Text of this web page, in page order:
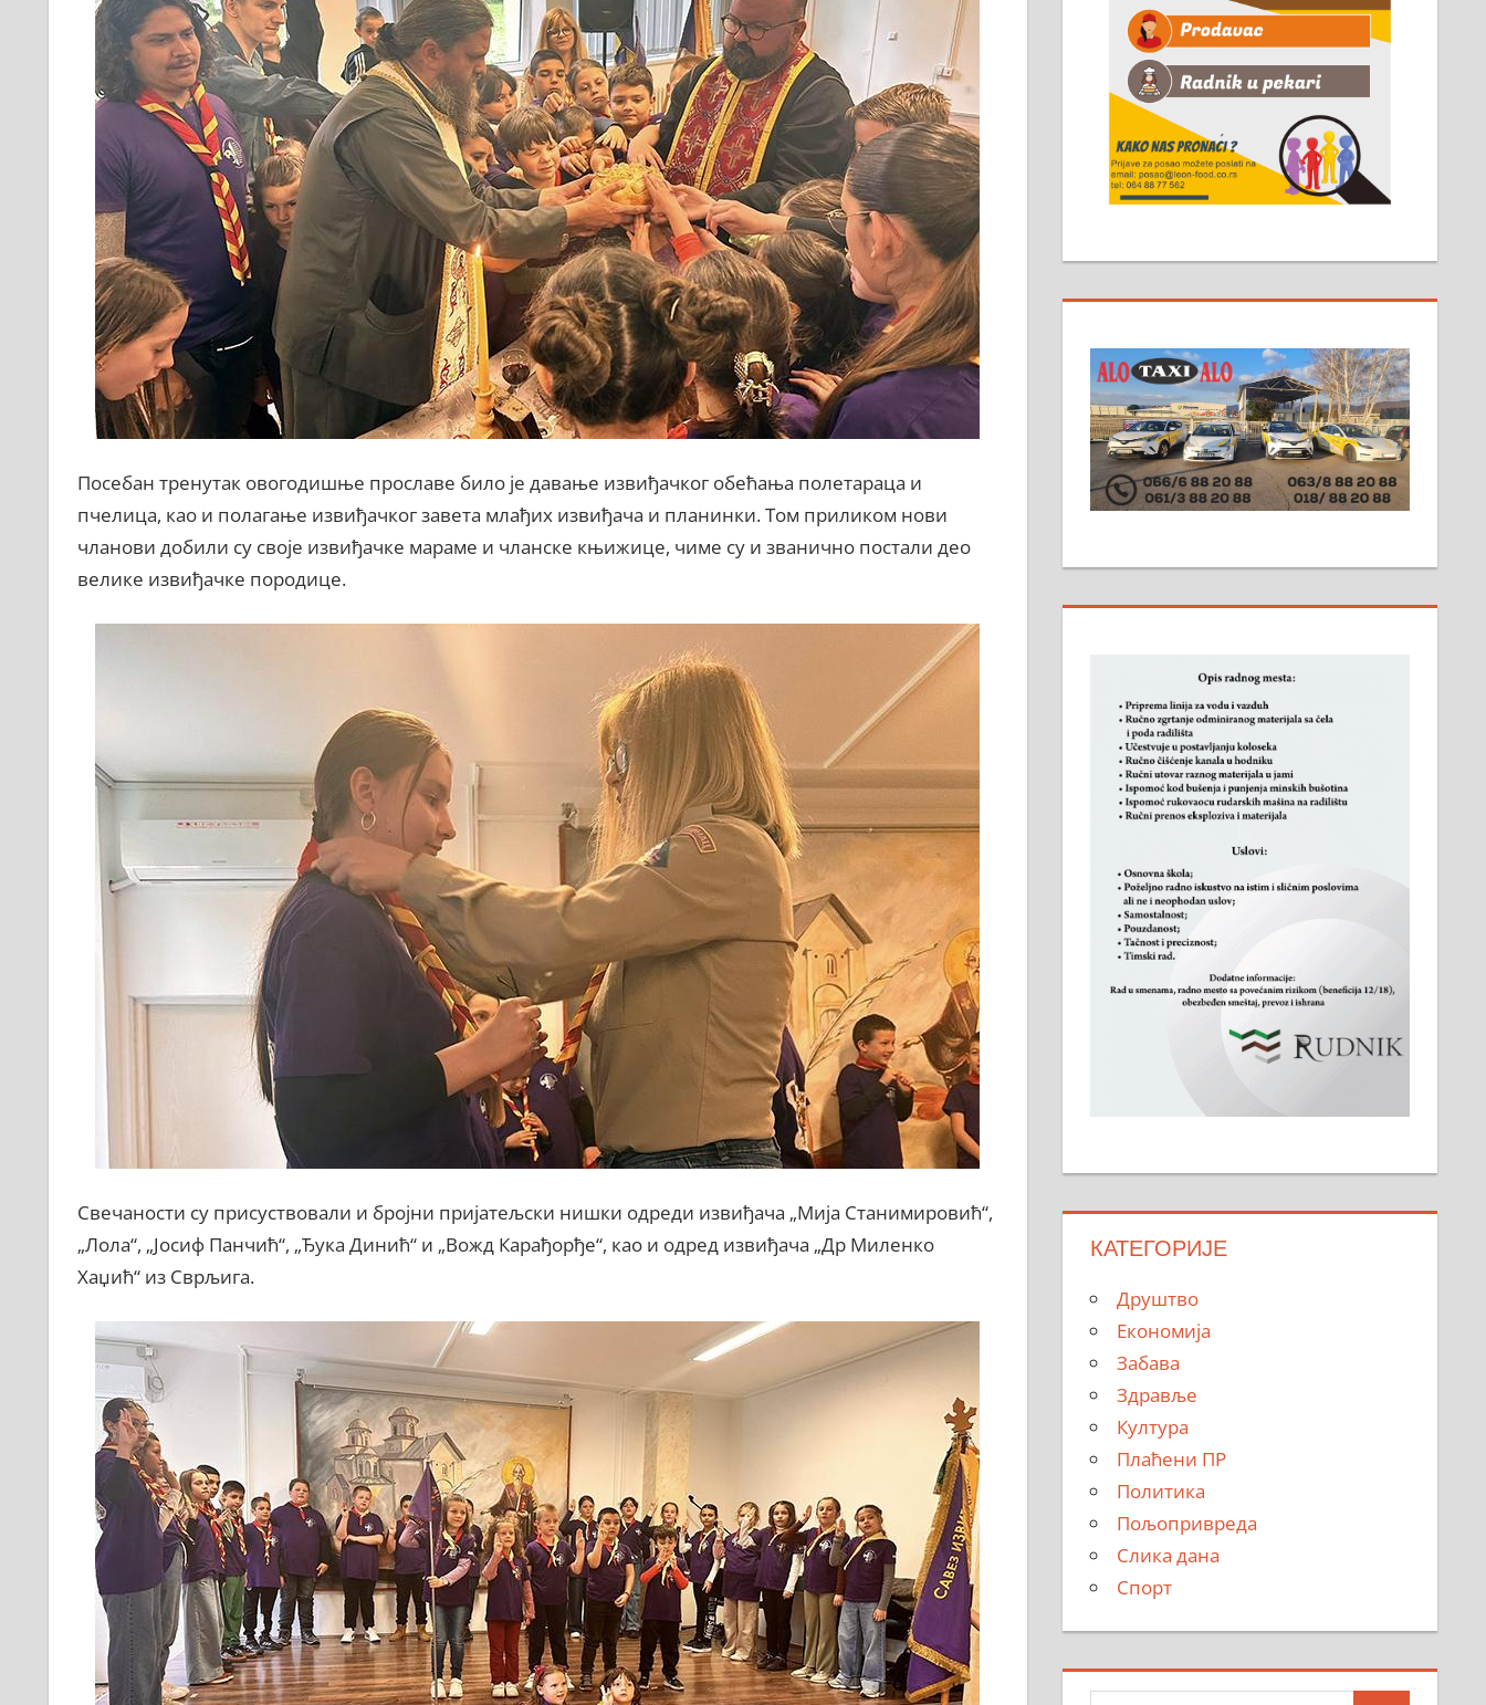
Посебан тренутак овогодишње прославе било је давање извиђачког обећања полетараца и
пчелица, као и полагање извиђачког завета млађих извиђача и планинки. Том приликом нови
чланови добили су своје извиђачке мараме и чланске књижице, чиме су и званично постали део
велике извиђачке породице.
Свечаности су присуствовали и бројни пријатељски нишки одреди извиђача „Мија Станимировић“,
„Лола“, „Јосиф Панчић“, „Ђука Динић“ и „Вожд Карађорђе“, као и одред извиђача „Др Миленко
Хаџић“ из Сврљига.
КАТЕГОРИЈЕ
Друштво
Економија
Забава
Здравље
Култура
Плаћени ПР
Политика
Пољопривреда
Слика дана
Спорт